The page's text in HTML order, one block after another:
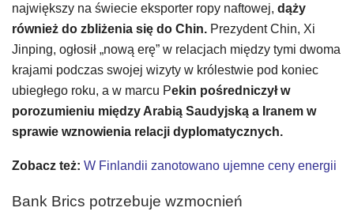
największy na świecie eksporter ropy naftowej, dąży
również do zbliżenia się do Chin. Prezydent Chin, Xi
Jinping, ogłosił „nową erę” w relacjach między tymi dwoma
krajami podczas swojej wizyty w królestwie pod koniec
ubiegłego roku, a w marcu Pekin pośredniczył w
porozumieniu między Arabią Saudyjską a Iranem w
sprawie wznowienia relacji dyplomatycznych.
Zobacz też: W Finlandii zanotowano ujemne ceny energii
Bank Brics potrzebuje wzmocnień